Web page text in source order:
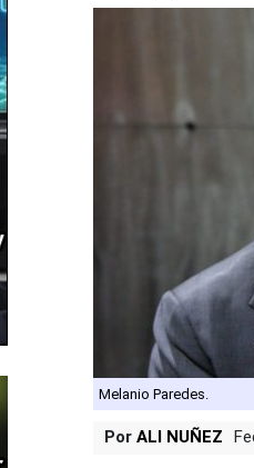
Melanio Paredes.
Por ALI NUÑEZ